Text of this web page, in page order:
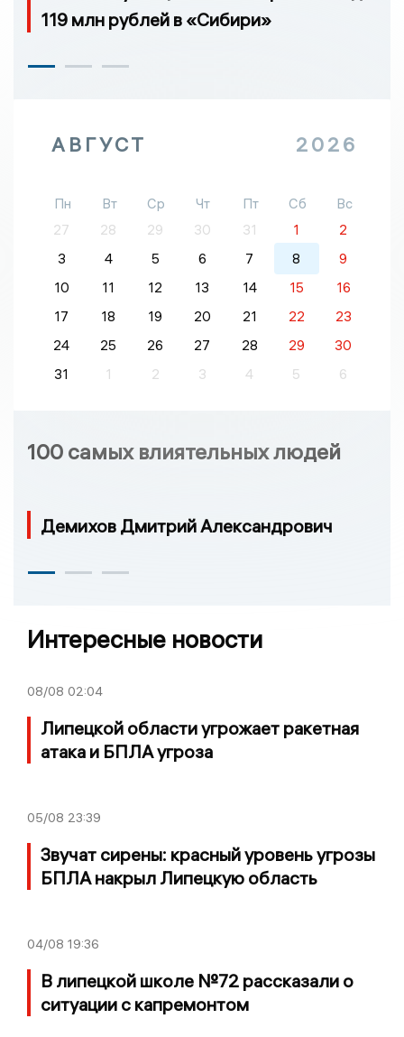
119 млн рублей в «Сибири»
АВГУСТ 2026
Пн Вт Ср Чт Пт Сб
Вс
27
28 29 30 31 1
2
3
4 5 6 7 8
9
10
11 12 13 14 15
16
17
18 19 20 21 22
23
24
25 26 27 28 29
30
31
1 2 3 4 5 6
100 самых влиятельных людей
Демихов Дмитрий Александрович
Интересные новости
08/08 02:04
Липецкой области угрожает ракетная
атака и БПЛА угроза
05/08 23:39
Звучат сирены: красный уровень угрозы
БПЛА накрыл Липецкую область
04/08 19:36
В липецкой школе №72 рассказали о
ситуации с капремонтом